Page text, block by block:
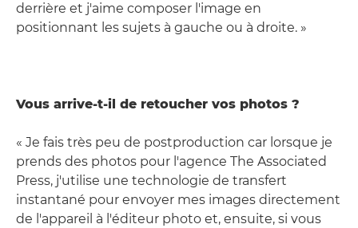
derrière et j'aime composer l'image en
positionnant les sujets à gauche ou à droite. »
Vous arrive-t-il de retoucher vos photos ?
« Je fais très peu de postproduction car lorsque je
prends des photos pour l'agence The Associated
Press, j'utilise une technologie de transfert
instantané pour envoyer mes images directement
de l'appareil à l'éditeur photo et, ensuite, si vous